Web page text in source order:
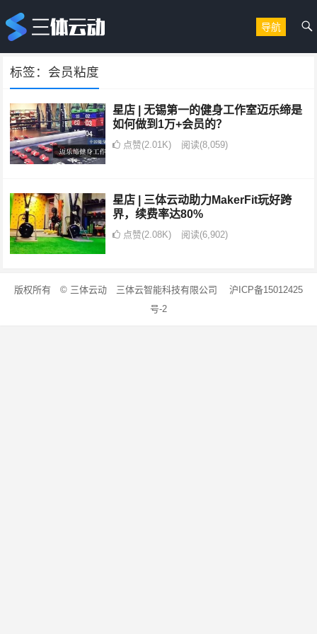
导航
标签：会员粘度
星店 | 无锡第一的健身工作室迈乐缔是
如何做到1万+会员的？
点赞(2.01K) 阅读(8,059)
星店 | 三体云动助力MakerFit玩好跨
界，续费率达80%
点赞(2.08K) 阅读(6,902)
版权所有 © 三体云动 三体云智能科技有限公司 沪ICP备15012425
号-2